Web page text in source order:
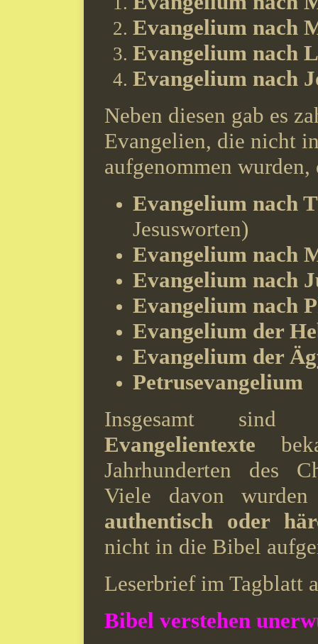
Evangelium nach
Evangelium nach
Evangelium nach
Neben diesen gab es
Evangelien, die nicht
aufgenommen wurden,
Evangelium nach
Jesusworten)
Evangelium nach
Evangelium nach
Evangelium nach
Evangelium der
Evangelium der
Petrusevangelium
Insgesamt
Evangelientexte
Jahrhunderten des
Viele davon
authentisch oder
nicht in die Bibel
Leserbrief im Tagblatt
Bibel verstehen